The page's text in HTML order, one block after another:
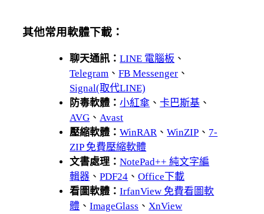
其他常用軟體下載：
聊天通訊：LINE 電腦板 、
Telegram 、FB Messenger 、
Signal(取代LINE)
防毒軟體：小紅傘 、卡巴斯基 、
AVG 、 Avast
壓縮軟體：WinRAR 、WinZIP 、 7-
ZIP 免費壓縮軟體
文書處理：NotePad++ 純文字編
輯器 、PDF24 、Office下載
看圖軟體：IrfanView 免費看圖軟
體 、ImageGlass 、 XnView